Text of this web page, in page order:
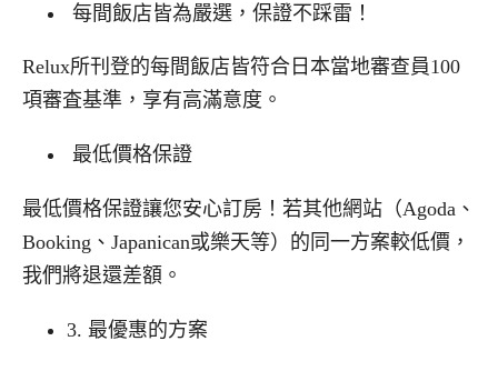
每間飯店皆為嚴選，保證不踩雷！
Relux所刊登的每間飯店皆符合日本當地審查員100
項審査基準，享有高滿意度。
最低價格保證
最低價格保證讓您安心訂房！若其他網站（Agoda 、
Booking 、 Japanican或樂天等）的同一方案較低價，
我們將退還差額。
3. 最優惠的方案